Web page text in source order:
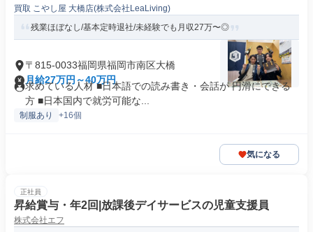
買取 こやし屋 大橋店(株式会社LeaLiving)
残業ほぼなし/基本定時退社/未経験でも月収27万〜◎
〒815-0033福岡県福岡市南区大橋
月給27万円～40万円
求めている人材 ■日本語での読み書き・会話が 円滑にできる
方 ■日本国内で就労可能な...
制服あり +16個
気になる
正社員
昇給賞与・年2回|放課後デイサービスの児童支援員
株式会社エフ